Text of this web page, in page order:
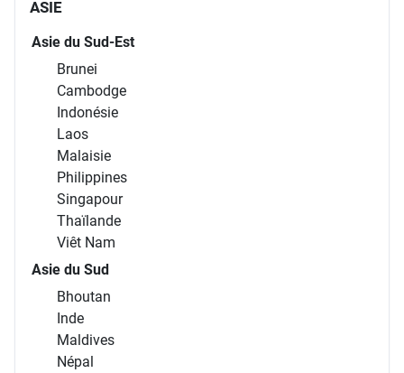
ASIE
Asie du Sud-Est
Brunei
Cambodge
Indonésie
Laos
Malaisie
Philippines
Singapour
Thaïlande
Viêt Nam
Asie du Sud
Bhoutan
Inde
Maldives
Népal